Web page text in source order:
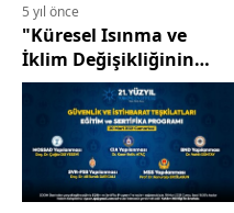
5 yıl önce
"Küresel Isınma ve
İklim Değişikliğinin
Türkiye’ye Etkileri”